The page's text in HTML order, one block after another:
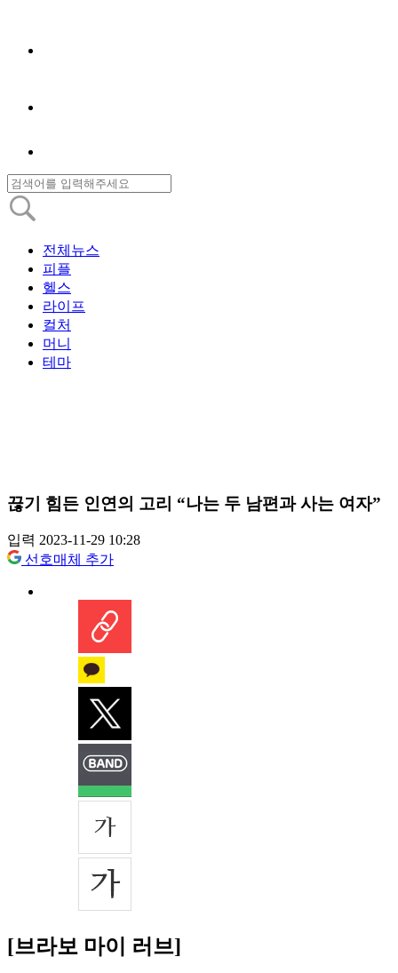
전체뉴스
피플
헬스
라이프
컬처
머니
테마
끊기 힘든 인연의 고리 “나는 두 남편과 사는 여자”
입력 2023-11-29 10:28
선호매체 추가
[브라보 마이 러브]